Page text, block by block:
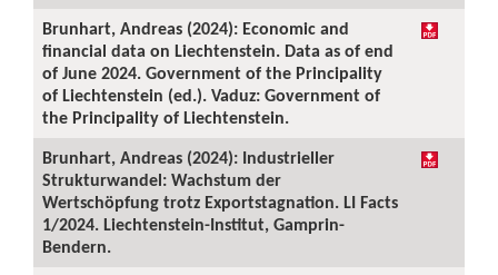
Brunhart, Andreas (2024): Economic and
financial data on Liechtenstein. Data as of end
of June 2024. Government of the Principality
of Liechtenstein (ed.). Vaduz: Government of
the Principality of Liechtenstein.
Brunhart, Andreas (2024): Industrieller
Strukturwandel: Wachstum der
Wertschöpfung trotz Exportstagnation. LI Facts
1/2024. Liechtenstein-Institut, Gamprin-
Bendern.